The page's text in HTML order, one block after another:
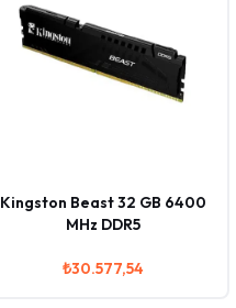
Kingston Beast 32 GB 6400
MHz DDR5
₺30.577,54